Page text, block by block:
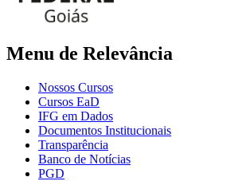
Menu de Relevância
Nossos Cursos
Cursos EaD
IFG em Dados
Documentos Institucionais
Transparência
Banco de Notícias
PGD